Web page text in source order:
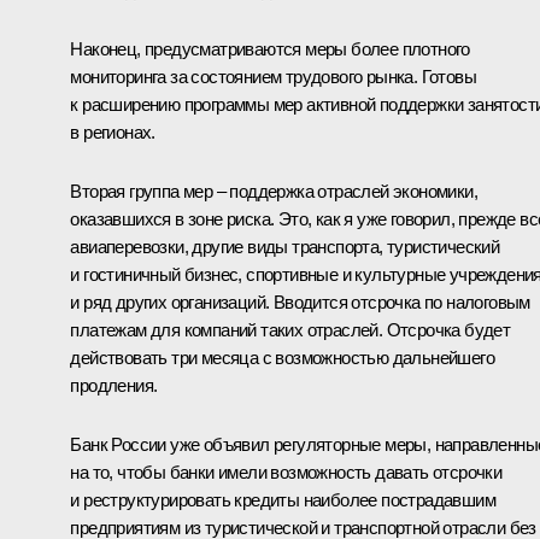
Наконец, предусматриваются меры более плотного
мониторинга за состоянием трудового рынка. Готовы
к расширению программы мер активной поддержки
в регионах.
Вторая группа мер – поддержка отраслей экономики,
оказавшихся в зоне риска. Это, как я уже говорил, прежде
авиаперевозки, другие виды транспорта, туристический
и гостиничный бизнес, спортивные и культурные
и ряд других организаций. Вводится отсрочка по налоговым
платежам для компаний таких отраслей. Отсрочка будет
действовать три месяца с возможностью дальнейшего
продления.
Банк России уже объявил регуляторные меры,
на то, чтобы банки имели возможность давать отсрочки
и реструктурировать кредиты наиболее пострадавшим
предприятиям из туристической и транспортной отрасли без